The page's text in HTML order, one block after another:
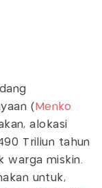
( Menko
alokasi
Triliun tahun
warga miskin.
untuk,